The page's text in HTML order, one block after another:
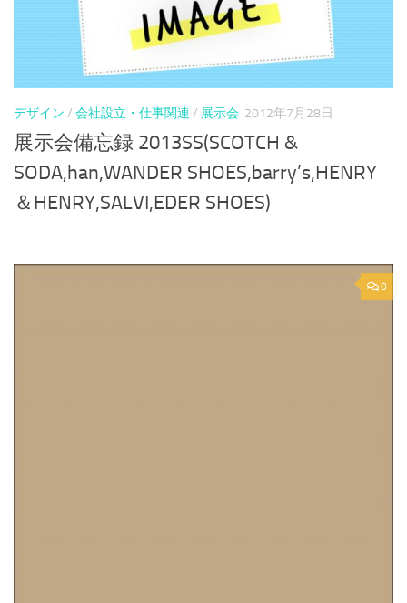
デザイン / 会社設立・仕事関連 / 展示会 2012年7月28日
展示会備忘録 2013SS(SCOTCH &
SODA,han,WANDER SHOES,barry’s,HENRY
＆HENRY,SALVI,EDER SHOES)
0